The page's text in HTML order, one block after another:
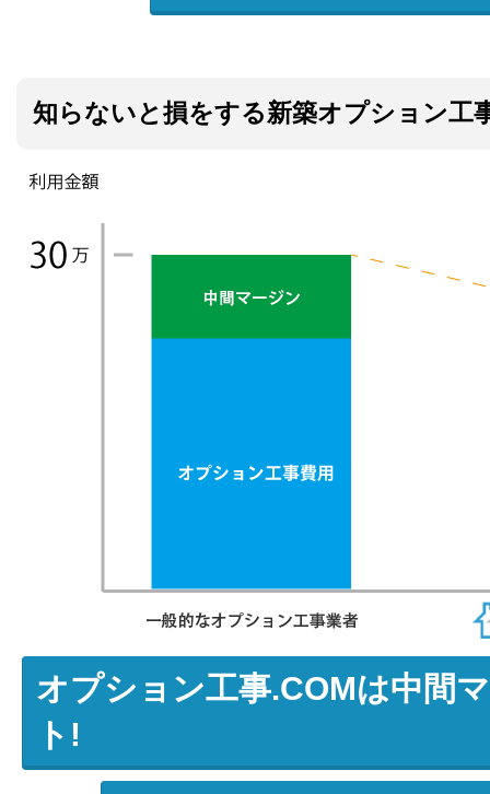
知らないと損をする新築オプション工
オプション工事.COMは中間
ト!